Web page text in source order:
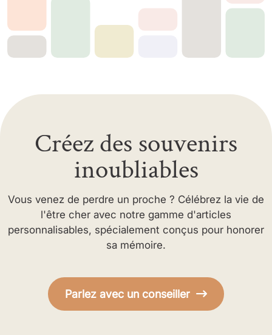
Créez des souvenirs
inoubliables
Vous venez de perdre un proche ? Célébrez la vie de
l'être cher avec notre gamme d'articles
personnalisables, spécialement conçus pour honorer
sa mémoire.
Parlez avec un conseiller